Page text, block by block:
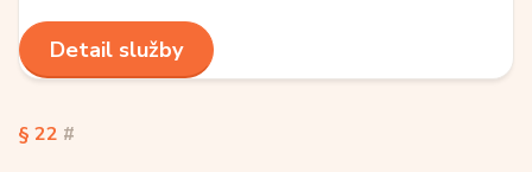
Detail služby
§ 22 #